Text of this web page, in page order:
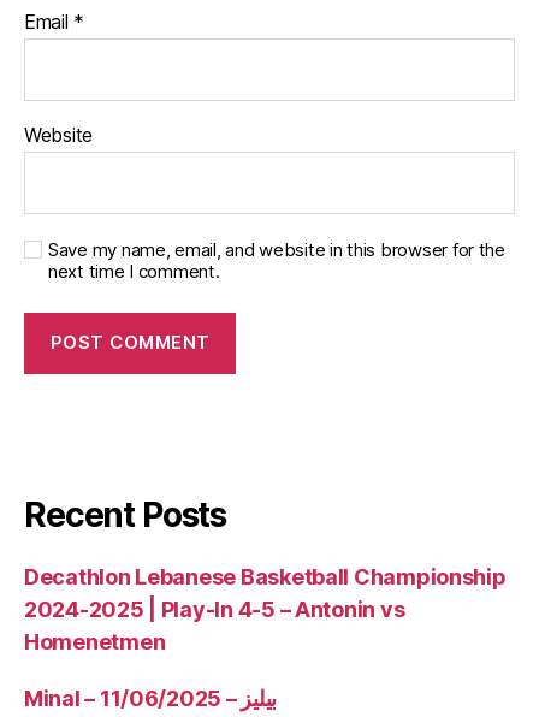
Email *
Website
Save my name, email, and website in this browser for the
next time I comment.
Recent Posts
Decathlon Lebanese Basketball Championship
2024-2025 | Play-In 4-5 – Antonin vs
Homenetmen
Minal – 11/06/2025 – بيليز